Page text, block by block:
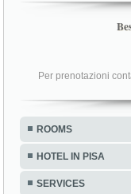
Per prenotazioni
ROOMS
HOTEL IN PISA
SERVICES